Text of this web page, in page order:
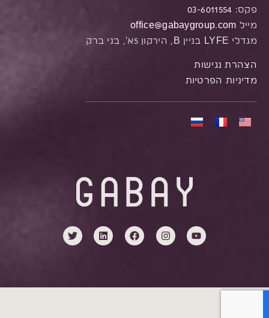
פקס:03-6011554
מיילoffice@gabaygroup.com
מגדלי LYFE בניין B, הירקון 5א', בני ברק
הצהרת נגישות
מדיניות הפרטיות